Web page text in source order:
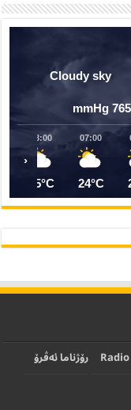
04:00
24°C
05:00
24°C